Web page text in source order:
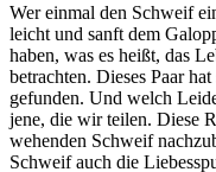
Wer einmal den Schweif
leicht und sanft dem
haben, was es heißt, das
betrachten. Dieses Paar
gefunden. Und welch
jene, die wir teilen. Diese
wehenden Schweif
Schweif auch die